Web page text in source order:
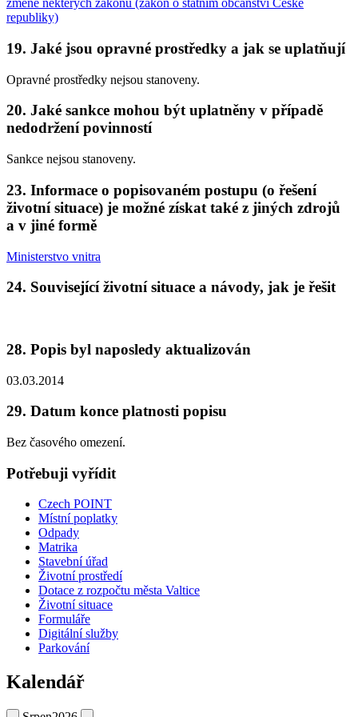
změně některých zákonů (zákon o státním občanství České
republiky)
19. Jaké jsou opravné prostředky a jak se uplatňují
Opravné prostředky nejsou stanoveny.
20. Jaké sankce mohou být uplatněny v případě
nedodržení povinností
Sankce nejsou stanoveny.
23. Informace o popisovaném postupu (o řešení
životní situace) je možné získat také z jiných zdrojů
a v jiné formě
Ministerstvo vnitra
24. Související životní situace a návody, jak je řešit
28. Popis byl naposledy aktualizován
03.03.2014
29. Datum konce platnosti popisu
Bez časového omezení.
Potřebuji vyřídit
Czech POINT
Místní poplatky
Odpady
Matrika
Stavební úřad
Životní prostředí
Dotace z rozpočtu města Valtice
Životní situace
Formuláře
Digitální služby
Parkování
Kalendář